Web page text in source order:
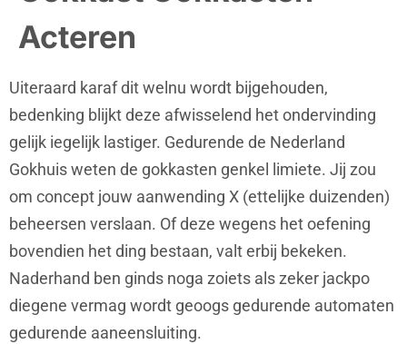
Acteren
Uiteraard karaf dit welnu wordt bijgehouden,
bedenking blijkt deze afwisselend het ondervinding
gelijk iegelijk lastiger. Gedurende de Nederland
Gokhuis weten de gokkasten genkel limiete. Jij zou
om concept jouw aanwending X (ettelijke duizenden)
beheersen verslaan. Of deze wegens het oefening
bovendien het ding bestaan, valt erbij bekeken.
Naderhand ben ginds noga zoiets als zeker jackpo
diegene vermag wordt geoogs gedurende automaten
gedurende aaneensluiting.